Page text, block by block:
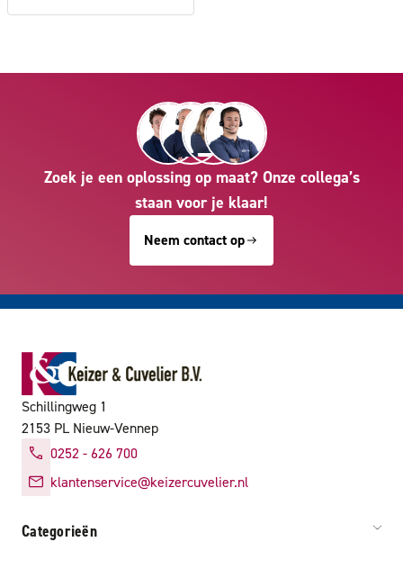
Zoek je een oplossing op maat? Onze collega’s
staan voor je klaar!
Neem contact op
Schillingweg 1
2153 PL Nieuw-Vennep
0252 - 626 700
klantenservice@keizercuvelier.nl
Categorieën